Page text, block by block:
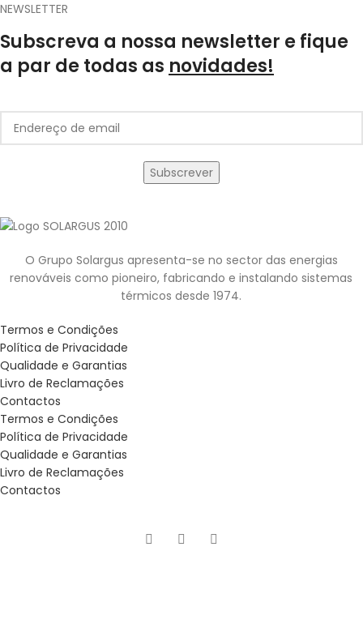
NEWSLETTER
Subscreva a nossa newsletter e fique
a par de todas as novidades!
O Grupo Solargus apresenta-se no sector das energias
renováveis como pioneiro, fabricando e instalando sistemas
térmicos desde 1974.
Termos e Condições
Política de Privacidade
Qualidade e Garantias
Livro de Reclamações
Contactos
Termos e Condições
Política de Privacidade
Qualidade e Garantias
Livro de Reclamações
Contactos